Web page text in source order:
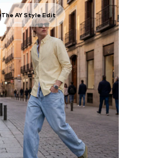
The AY Style Edit